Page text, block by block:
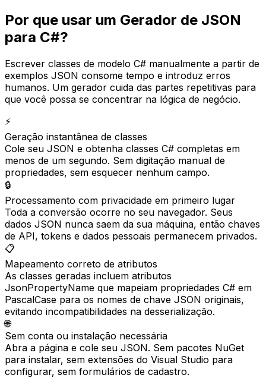
Por que usar um Gerador de JSON
para C#?
Escrever classes de modelo C# manualmente a partir de
exemplos JSON consome tempo e introduz erros
humanos. Um gerador cuida das partes repetitivas para
que você possa se concentrar na lógica de negócio.
⚡
Geração instantânea de classes
Cole seu JSON e obtenha classes C# completas em
menos de um segundo. Sem digitação manual de
propriedades, sem esquecer nenhum campo.
🔒
Processamento com privacidade em primeiro lugar
Toda a conversão ocorre no seu navegador. Seus
dados JSON nunca saem da sua máquina, então chaves
de API, tokens e dados pessoais permanecem privados.
📋
Mapeamento correto de atributos
As classes geradas incluem atributos
JsonPropertyName que mapeiam propriedades C# em
PascalCase para os nomes de chave JSON originais,
evitando incompatibilidades na desserialização.
🌐
Sem conta ou instalação necessária
Abra a página e cole seu JSON. Sem pacotes NuGet
para instalar, sem extensões do Visual Studio para
configurar, sem formulários de cadastro.